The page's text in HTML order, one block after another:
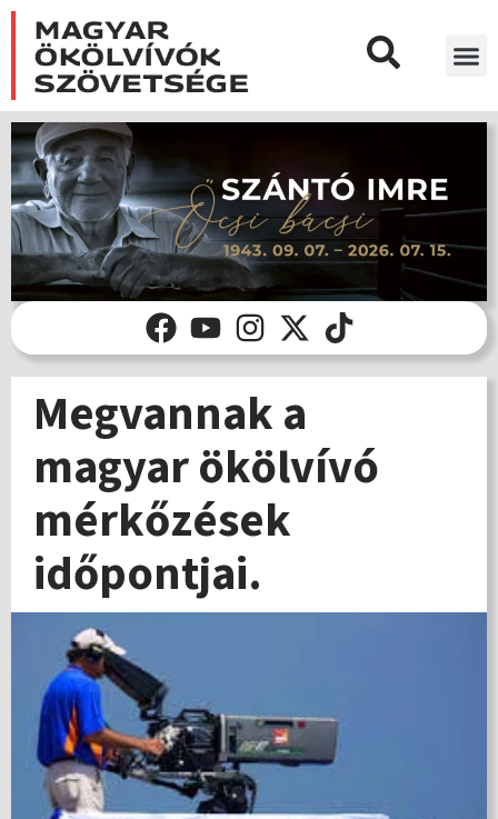
Megvannak a
magyar ökölvívó
mérkőzések
időpontjai.